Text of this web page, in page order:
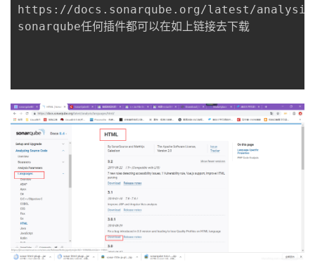
https://docs.sonarqube.org/latest/
sonarqube任何插件都可以在如上链接去下载